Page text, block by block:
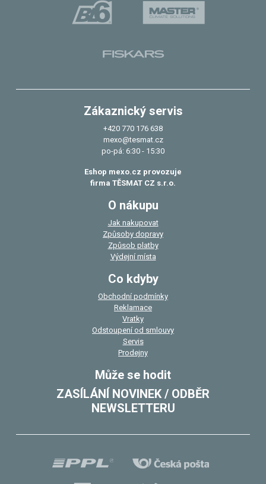
Zákaznický servis
+420 770 176 638
mexo@tesmat.cz
po-pá: 6:30 - 15:30
Eshop mexo.cz provozuje
firma TĚSMAT CZ s.r.o.
O nákupu
Jak nakupovat
Způsoby dopravy
Způsob platby
Výdejní místa
Co kdyby
Obchodní podmínky
Reklamace
Vratky
Odstoupení od smlouvy
Servis
Prodejny
Může se hodit
ZASÍLÁNÍ NOVINEK / ODBĚR
NEWSLETTERU